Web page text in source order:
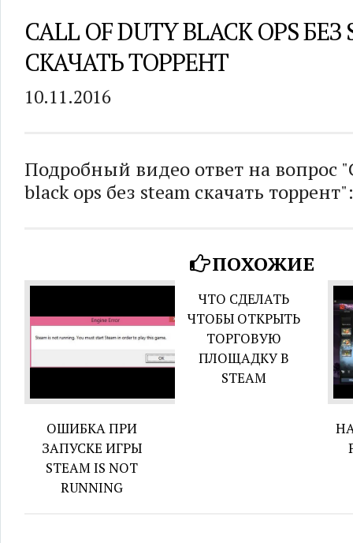
CALL OF DUTY BLACK OPS БЕЗ
СКАЧАТЬ ТОРРЕНТ
10.11.2016
Подробный видео ответ на вопрос
black ops без steam скачать торрент":
ПОХОЖИЕ
ОШИБКА ПРИ
ЗАПУСКЕ ИГРЫ
STEAM IS NOT
RUNNING
ЧТО СДЕЛАТЬ
ЧТОБЫ ОТКРЫТЬ
ТОРГОВУЮ
ПЛОЩАДКУ В
STEAM